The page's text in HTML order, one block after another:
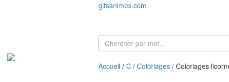
gifsanimes.com
Accueil / C / Coloriages / Coloriages